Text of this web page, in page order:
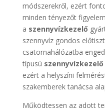
módszerekről, ezért
minden tényezőt
a szennyvízkezelő
szennyvíz gondos
csatornahálózatba
típusú szennyvízkezelő
ezért a helyszíni
szakemberek tanácsa
Működtessen az adott